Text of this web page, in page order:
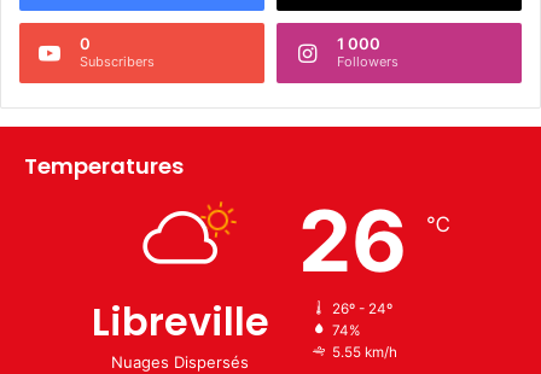
0
Subscribers
1 000
Followers
Temperatures
Libreville
Nuages Dispersés
26 ℃
26º - 24º
74%
5.55 km/h